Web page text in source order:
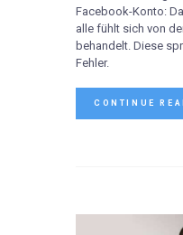
Facebook-Konto:
alle fühlt sich von
behandelt. Diese
Fehler.
CONTINUE